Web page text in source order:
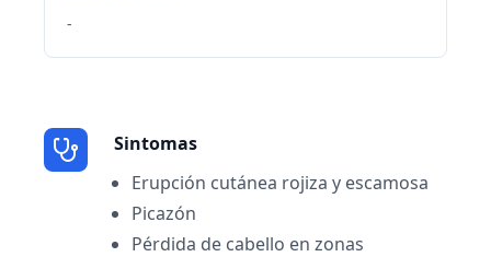
-
Sintomas
Erupción cutánea rojiza y escamosa
Picazón
Pérdida de cabello en zonas